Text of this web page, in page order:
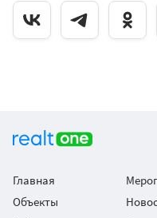
Главная
Объекты